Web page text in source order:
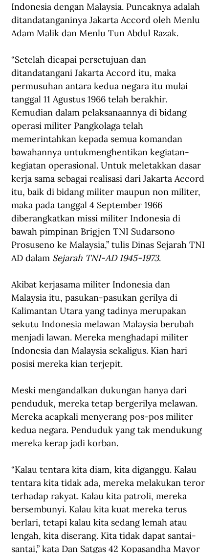
Indonesia dengan Malaysia. Puncaknya adalah
ditandatanganinya Jakarta Accord oleh Menlu
Adam Malik dan Menlu Tun Abdul Razak.
“Setelah dicapai persetujuan dan
ditandatangani Jakarta Accord itu, maka
permusuhan antara kedua negara itu mulai
tanggal 11 Agustus 1966 telah berakhir.
Kemudian dalam pelaksanaannya di bidang
operasi militer Pangkolaga telah
memerintahkan kepada semua komandan
bawahannya untukmenghentikan kegiatan-
kegiatan operasional. Untuk meletakkan dasar
kerja sama sebagai realisasi dari Jakarta Accord
itu, baik di bidang militer maupun non militer,
maka pada tanggal 4 September 1966
diberangkatkan missi militer Indonesia di
bawah pimpinan Brigjen TNI Sudarsono
Prosuseno ke Malaysia,” tulis Dinas Sejarah TNI
AD dalam Sejarah TNI-AD 1945-1973.
Akibat kerjasama militer Indonesia dan
Malaysia itu, pasukan-pasukan gerilya di
Kalimantan Utara yang tadinya merupakan
sekutu Indonesia melawan Malaysia berubah
menjadi lawan. Mereka menghadapi militer
Indonesia dan Malaysia sekaligus. Kian hari
posisi mereka kian terjepit.
Meski mengandalkan dukungan hanya dari
penduduk, mereka tetap bergerilya melawan.
Mereka acapkali menyerang pos-pos militer
kedua negara. Penduduk yang tak mendukung
mereka kerap jadi korban.
“Kalau tentara kita diam, kita diganggu. Kalau
tentara kita tidak ada, mereka melakukan teror
terhadap rakyat. Kalau kita patroli, mereka
bersembunyi. Kalau kita kuat mereka terus
berlari, tetapi kalau kita sedang lemah atau
lengah, kita diserang. Kita tidak dapat santai-
santai,” kata Dan Satgas 42 Kopasandha Mayor